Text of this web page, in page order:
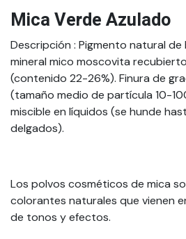
Mica Verde Azulado
Descripción : Pigmento natural
mineral mico moscovita
(contenido 22-26%). Finura de
(tamaño medio de partícula 10-
miscible en líquidos (se hunde
delgados).
Los polvos cosméticos de mica
colorantes naturales que vienen
de tonos y efectos.